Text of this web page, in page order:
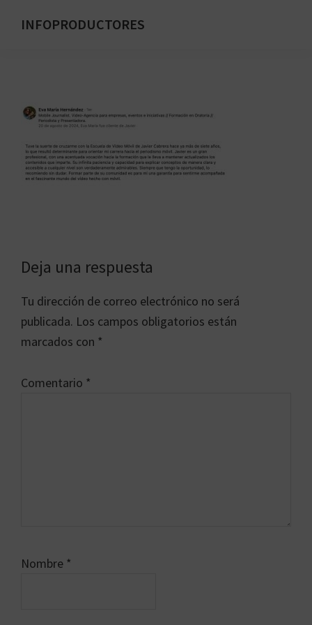
INFOPRODUCTORES
digitales
Interacciones
con
los
lectores
Deja una respuesta
Tu dirección de correo electrónico no será
publicada. Los campos obligatorios están
marcados con *
Comentario *
Nombre *